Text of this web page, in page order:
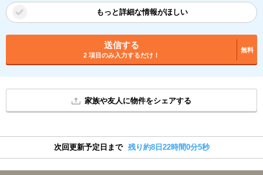
もっと詳細な情報がほしい
送信する
2 項目のみ入力するだけ！
無料
家族や友人に物件をシェアする
次回更新予定日まで 残り約8日22時間0分4秒